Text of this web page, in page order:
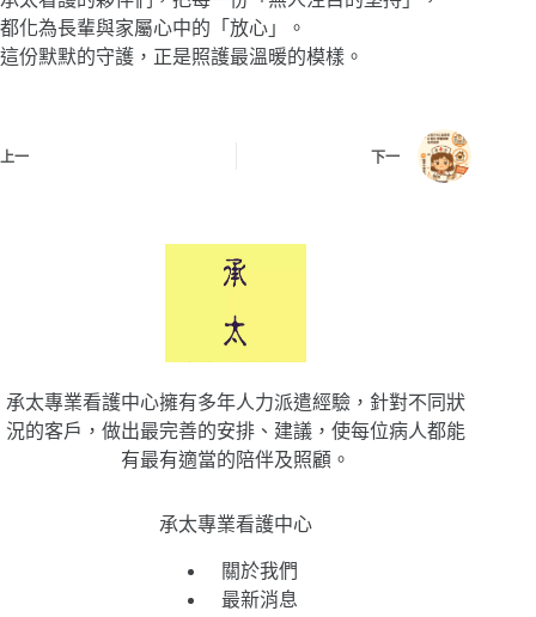
都化為長輩與家屬心中的「放心」。
這份默默的守護，正是照護最溫暖的模樣。
上一 下一
承太專業看護中心擁有多年人力派遣經驗，針對不同狀
況的客戶，做出最完善的安排、建議，使每位病人都能
有最有適當的陪伴及照顧。
承太專業看護中心
關於我們
最新消息